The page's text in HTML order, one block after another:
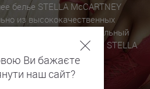
белье STELLA McCARTNEY
из высококачественных
принты и оригинальный
и будуарное белье STELLA
во всем мире.
Ви бажаєте
наш сайт?